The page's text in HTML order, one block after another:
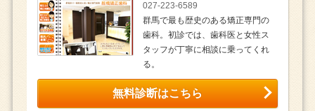
027-223-6589
群馬で最も歴史のある矯正専門の
歯科。初診では、歯科医と女性ス
タッフが丁寧に相談に乗ってくれ
る。
無料診断はこちら